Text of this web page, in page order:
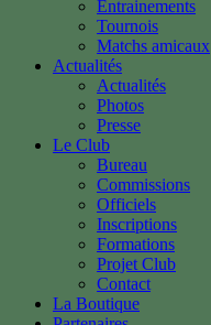
Entrainements
Tournois
Matchs amicaux
Actualités
Actualités
Photos
Presse
Le Club
Bureau
Commissions
Officiels
Inscriptions
Formations
Projet Club
Contact
La Boutique